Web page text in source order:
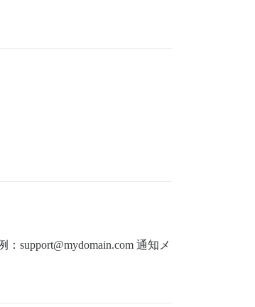
support@mydomain.com 通知メ